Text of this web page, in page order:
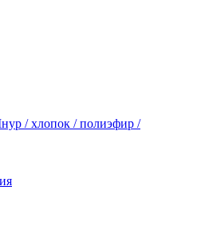
/ хлопок / полиэфир /